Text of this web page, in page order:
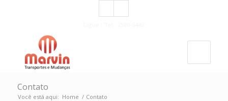
Contato
Você está aqui: Home / Contato